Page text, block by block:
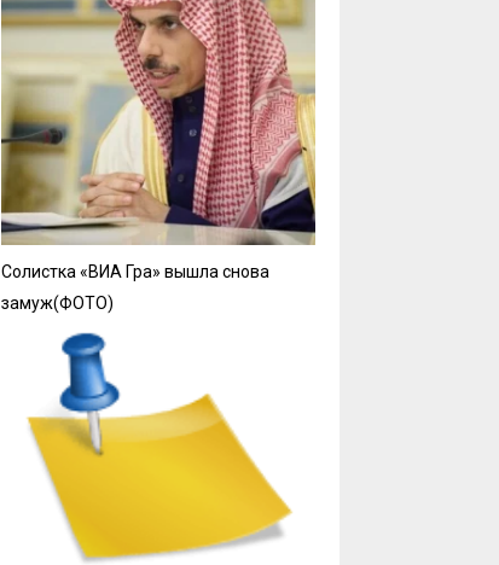
Солистка «ВИА Гра» вышла снова
замуж(ФОТО)